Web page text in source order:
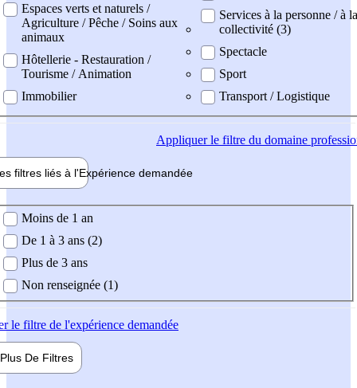
Espaces verts et naturels /
Agriculture / Pêche / Soins aux
animaux
Hôtellerie - Restauration /
Tourisme / Animation
Immobilier
Services à la personne / à la
collectivité (3)
Spectacle
Sport
Transport / Logistique
Appliquerle filtre du domaine
filtres liés à l'Expérience demandée
demandée
Moins de 1 an
De 1 à 3 ans (2)
Plus de 3 ans
Non renseignée (1)
le filtre de l'expérience demandée
Plus De Filtres